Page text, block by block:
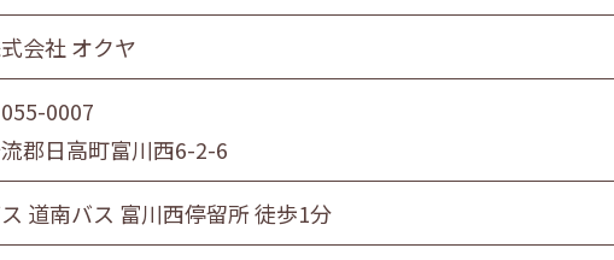
会社 オクヤ
0007
郡日高町富川西6-2-6
道南バス 富川西停留所 徒歩1分